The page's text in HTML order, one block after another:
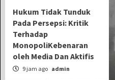
Hukum Tidak Tunduk
Pada Persepsi: Kritik
Terhadap
MonopoliKebenaran
oleh Media Dan Aktifis
9 jam ago admin